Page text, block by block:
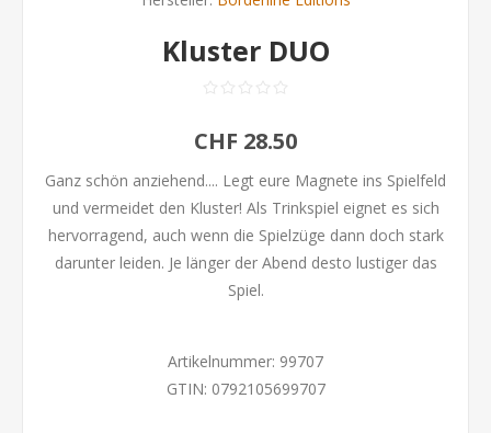
Kluster DUO
CHF 28.50
Ganz schön anziehend.... Legt eure Magnete ins Spielfeld
und vermeidet den Kluster! Als Trinkspiel eignet es sich
hervorragend, auch wenn die Spielzüge dann doch stark
darunter leiden. Je länger der Abend desto lustiger das
Spiel.
Artikelnummer: 99707
GTIN: 0792105699707